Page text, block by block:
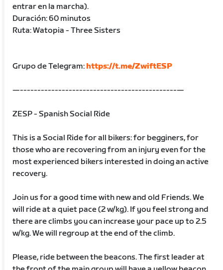
entrar en la marcha).
Duración: 60 minutos
Ruta: Watopia - Three Sisters
Grupo de Telegram: https://t.me/ZwiftESP
—---------------------------------------------—
ZESP - Spanish Social Ride
This is a Social Ride for all bikers: for begginers, for
those who are recovering from an injury even for the
most experienced bikers interested in doing an active
recovery.
Join us for a good time with new and old Friends. We
will ride at a quiet pace (2 w/kg). If you feel strong and
there are climbs you can increase your pace up to 2.5
w/kg. We will regroup at the end of the climb.
Please, ride between the beacons. The first leader at